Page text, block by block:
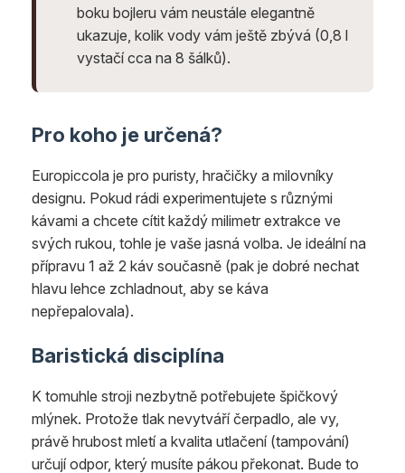
boku bojleru vám neustále elegantně
ukazuje, kolik vody vám ještě zbývá (0,8 l
vystačí cca na 8 šálků).
Pro koho je určená?
Europiccola je pro puristy, hračičky a milovníky
designu. Pokud rádi experimentujete s různými
kávami a chcete cítit každý milimetr extrakce ve
svých rukou, tohle je vaše jasná volba. Je ideální na
přípravu 1 až 2 káv současně (pak je dobré nechat
hlavu lehce zchladnout, aby se káva
nepřepalovala).
Baristická disciplína
K tomuhle stroji nezbytně potřebujete špičkový
mlýnek. Protože tlak nevytváří čerpadlo, ale vy,
právě hrubost mletí a kvalita utlačení (tampování)
určují odpor, který musíte pákou překonat. Bude to